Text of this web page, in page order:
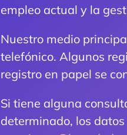
empleo actual y la
Nuestro medio
telefónico. Algunos
registro en papel se
Si tiene alguna
determinado, los